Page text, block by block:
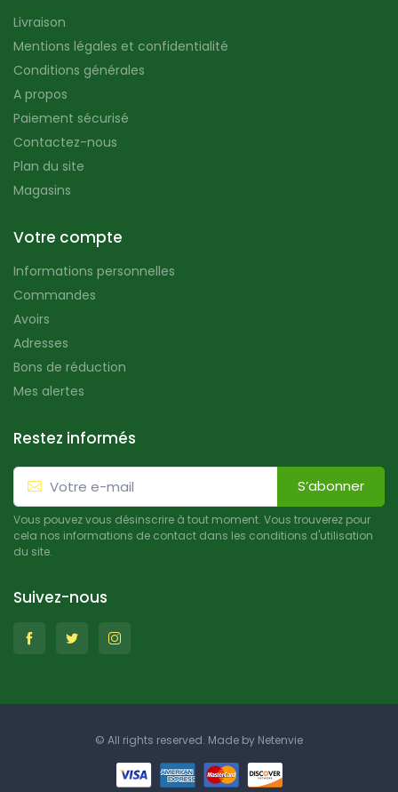
Livraison
Mentions légales et confidentialité
Conditions générales
A propos
Paiement sécurisé
Contactez-nous
Plan du site
Magasins
Votre compte
Informations personnelles
Commandes
Avoirs
Adresses
Bons de réduction
Mes alertes
Restez informés
S’abonner
Vous pouvez vous désinscrire à tout moment. Vous trouverez pour
cela nos informations de contact dans les conditions d'utilisation
du site.
Suivez-nous
© All rights reserved. Made by Netenvie